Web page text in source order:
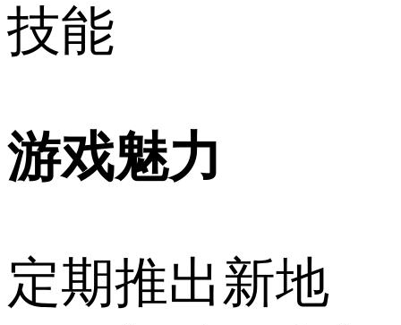
技能
游戏魅力
定期推出新地